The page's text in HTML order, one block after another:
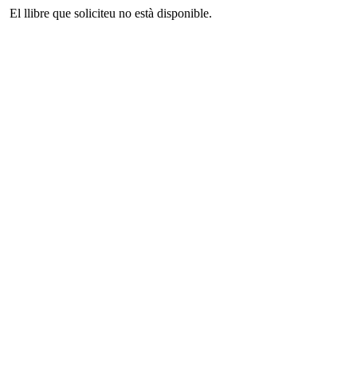
El llibre que soliciteu no està disponible.